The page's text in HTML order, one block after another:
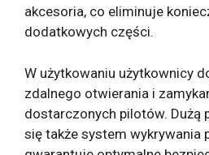
akcesoria, co eliminuje
dodatkowych części.
W użytkowaniu użytkownicy
zdalnego otwierania i
dostarczonych pilotów. Dużą
się także system wykrywania